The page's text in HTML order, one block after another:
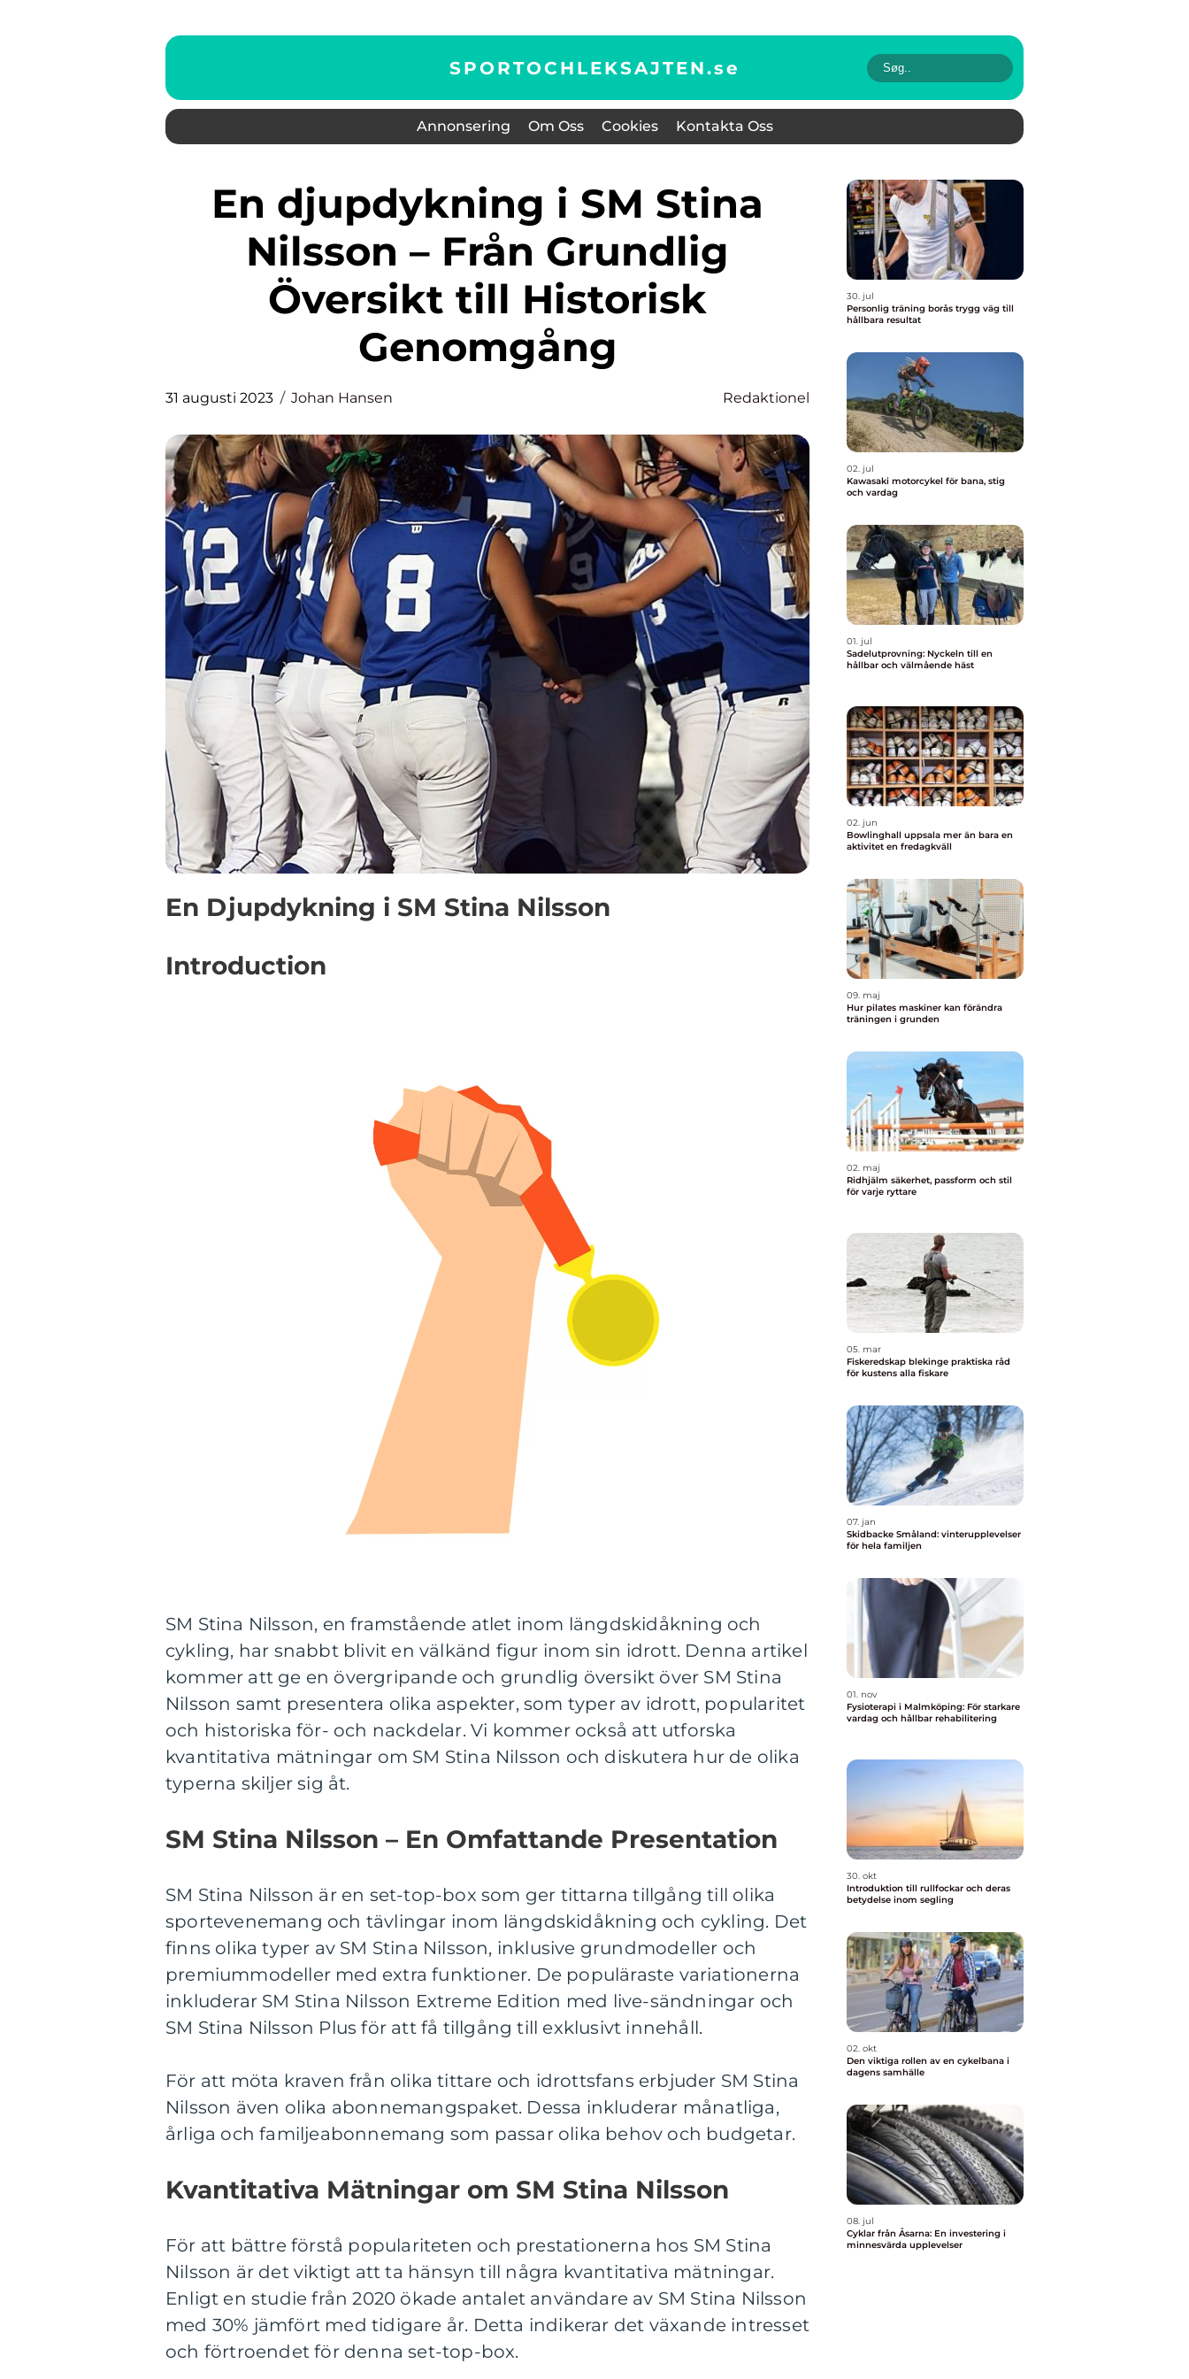
SPORTOCHLEKSAJTEN.se
Annonsering Om Oss Cookies Kontakta Oss
En djupdykning i SM Stina
Nilsson – Från Grundlig
Översikt till Historisk
Genomgång
31 augusti 2023 Johan Hansen Redaktionel
En Djupdykning i SM Stina Nilsson
Introduction
SM Stina Nilsson, en framstående atlet inom längdskidåkning och
cykling, har snabbt blivit en välkänd figur inom sin idrott. Denna artikel
kommer att ge en övergripande och grundlig översikt över SM Stina
Nilsson samt presentera olika aspekter, som typer av idrott, popularitet
och historiska för- och nackdelar. Vi kommer också att utforska
kvantitativa mätningar om SM Stina Nilsson och diskutera hur de olika
typerna skiljer sig åt.
SM Stina Nilsson – En Omfattande Presentation
SM Stina Nilsson är en set-top-box som ger tittarna tillgång till olika
sportevenemang och tävlingar inom längdskidåkning och cykling. Det
finns olika typer av SM Stina Nilsson, inklusive grundmodeller och
premiummodeller med extra funktioner. De populäraste variationerna
inkluderar SM Stina Nilsson Extreme Edition med live-sändningar och
SM Stina Nilsson Plus för att få tillgång till exklusivt innehåll.
För att möta kraven från olika tittare och idrottsfans erbjuder SM Stina
Nilsson även olika abonnemangspaket. Dessa inkluderar månatliga,
årliga och familjeabonnemang som passar olika behov och budgetar.
Kvantitativa Mätningar om SM Stina Nilsson
För att bättre förstå populariteten och prestationerna hos SM Stina
Nilsson är det viktigt att ta hänsyn till några kvantitativa mätningar.
Enligt en studie från 2020 ökade antalet användare av SM Stina Nilsson
med 30% jämfört med tidigare år. Detta indikerar det växande intresset
och förtroendet för denna set-top-box.
30. jul
Personlig träning borås trygg väg till
hållbara resultat
02. jul
Kawasaki motorcykel för bana, stig
och vardag
01. jul
Sadelutprovning: Nyckeln till en
hållbar och välmående häst
02. jun
Bowlinghall uppsala mer än bara en
aktivitet en fredagkväll
09. maj
Hur pilates maskiner kan förändra
träningen i grunden
02. maj
Ridhjälm säkerhet, passform och stil
för varje ryttare
05. mar
Fiskeredskap blekinge praktiska råd
för kustens alla fiskare
07. jan
Skidbacke Småland: vinterupplevelser
för hela familjen
01. nov
Fysioterapi i Malmköping: För starkare
vardag och hållbar rehabilitering
30. okt
Introduktion till rullfockar och deras
betydelse inom segling
02. okt
Den viktiga rollen av en cykelbana i
dagens samhälle
08. jul
Cyklar från Åsarna: En investering i
minnesvärda upplevelser